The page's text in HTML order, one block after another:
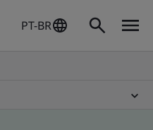
PT-BR